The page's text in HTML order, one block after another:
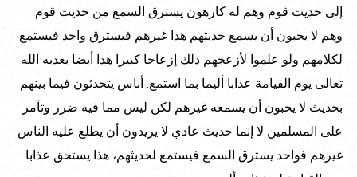
إلى حديث قوم وهم له كارهون يسترق السمع من حديث قوم
وهم لا يحبون أن يسمع حديثهم هذا غيرهم فيسترق واحد فيستمع
لكلامهم ولو علموا لأزعجهم ذلك إزعاجا كبيرا هذا أيضا يعذبه الله
تعالى يوم القيامة عذابا أليما بما استمع. أناس يتحدثون فيما بينهم
بحديث لا يحبون أن يسمعه غيرهم لكن ليس مما فيه ضرر وتآمر
على المسلمين لا إنما حديث عادي لا يريدون أن يطلع عليه الناس
غيرهم فواحد يسترق السمع فيستمع لحديثهم، هذا يستحق عذابا